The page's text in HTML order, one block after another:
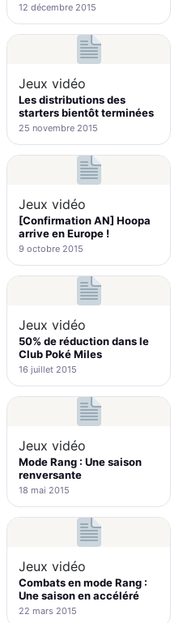
12 décembre 2015
Jeux vidéo
Les distributions des
starters bientôt terminées
25 novembre 2015
Jeux vidéo
[Confirmation AN] Hoopa
arrive en Europe !
9 octobre 2015
Jeux vidéo
50% de réduction dans le
Club Poké Miles
16 juillet 2015
Jeux vidéo
Mode Rang : Une saison
renversante
18 mai 2015
Jeux vidéo
Combats en mode Rang :
Une saison en accéléré
22 mars 2015